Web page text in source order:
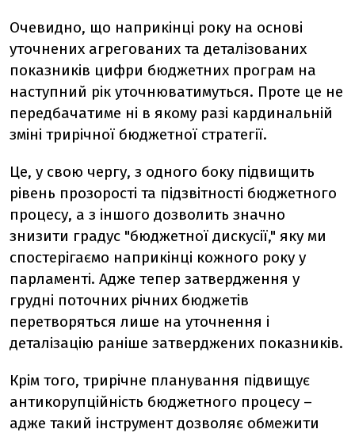
Очевидно, що наприкінці року на основі
уточнених агрегованих та деталізованих
показників цифри бюджетних програм на
наступний рік уточнюватимуться. Проте це не
передбачатиме ні в якому разі кардинальній
зміні трирічної бюджетної стратегії.
Це, у свою чергу, з одного боку підвищить
рівень прозорості та підзвітності бюджетного
процесу, а з іншого дозволить значно
знизити градус "бюджетної дискусії," яку ми
спостерігаємо наприкінці кожного року у
парламенті. Адже тепер затвердження у
грудні поточних річних бюджетів
перетворяться лише на уточнення і
деталізацію раніше затверджених показників.
Крім того, трирічне планування підвищує
антикорупційність бюджетного процесу –
адже такий інструмент дозволяє обмежити